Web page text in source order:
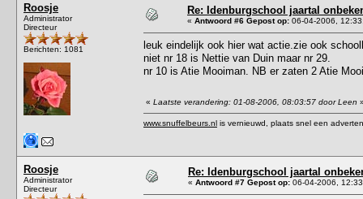
Roosje
Administrator
Directeur
Berichten: 1081
Re: Idenburgschool jaartal
« Antwoord #6 Gepost op: 06-04-2006,
leuk eindelijk ook hier wat actie.zie ook
niet nr 18 is Nettie van Duin maar nr 29.
nr 10 is Atie Mooiman. NB er zaten 2 Atie
« Laatste verandering: 01-08-2006, 08:03:57 door Leen
www.snuffelbeurs.nl is vernieuwd, plaats snel een
Roosje
Administrator
Directeur
Re: Idenburgschool jaartal
« Antwoord #7 Gepost op: 06-04-2006,